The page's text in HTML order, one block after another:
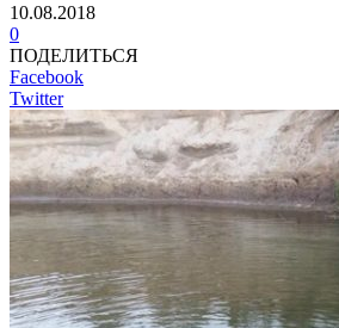
10.08.2018
0
ПОДЕЛИТЬСЯ
Facebook
Twitter